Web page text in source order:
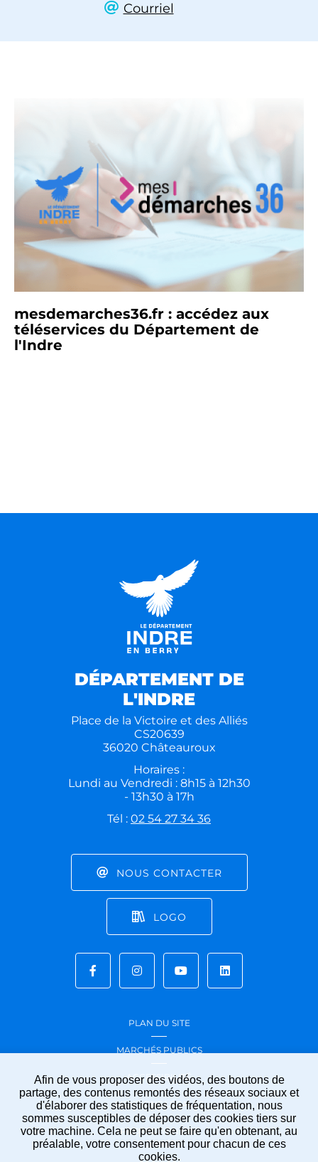
Afin de vous proposer des vidéos, des boutons de
partage, des contenus remontés des réseaux sociaux et
d'élaborer des statistiques de fréquentation, nous
sommes susceptibles de déposer des cookies tiers sur
votre machine. Cela ne peut se faire qu'en obtenant, au
préalable, votre consentement pour chacun de ces
cookies.
Courriel
mesdemarches36.fr : accédez aux
téléservices du Département de
l'Indre
DÉPARTEMENT DE
L'INDRE
Place de la Victoire et des Alliés
CS20639
36020 Châteauroux
Horaires :
Lundi au Vendredi : 8h15 à 12h30
- 13h30 à 17h
Tél : 02 54 27 34 36
NOUS CONTACTER
LOGO
PLAN DU SITE
MARCHÉS PUBLICS
ACCESSIBILITÉ
MENTIONS LÉGALES
PROTECTION DES
DONNÉES